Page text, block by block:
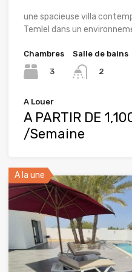
une spacieuse villa
Temlel dans un
Chambres
3
Salle de bains
2
A Louer
A PARTIR DE
/Semaine
A la une